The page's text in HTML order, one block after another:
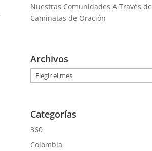
Nuestras Comunidades A Través de
Caminatas de Oración
Archivos
Archivos
Categorías
360
Colombia